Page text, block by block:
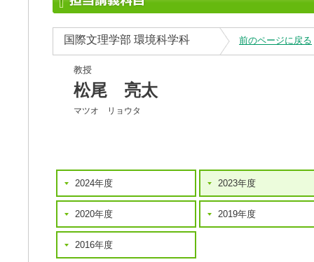
国際文理学部 環境科学科 前のページに戻る
教授
松尾 亮太
マツオ リョウタ
2024年度 2023年度
2020年度 2019年度
2016年度